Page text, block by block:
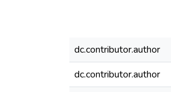
dc.contributor.author
dc.contributor.author